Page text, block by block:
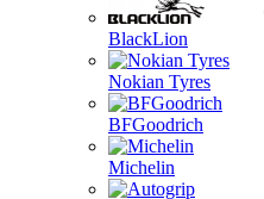
BlackLion
Nokian Tyres
BFGoodrich
Michelin